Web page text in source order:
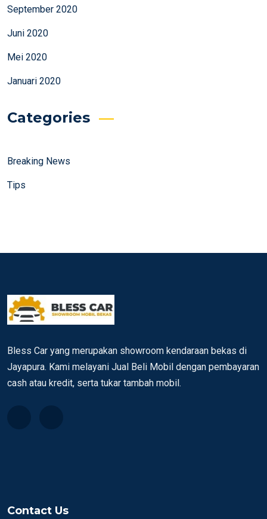
September 2020
Juni 2020
Mei 2020
Januari 2020
Categories
Breaking News
Tips
Bless Car yang merupakan showroom kendaraan bekas di
Jayapura. Kami melayani Jual Beli Mobil dengan pembayaran
cash atau kredit, serta tukar tambah mobil.
Contact Us